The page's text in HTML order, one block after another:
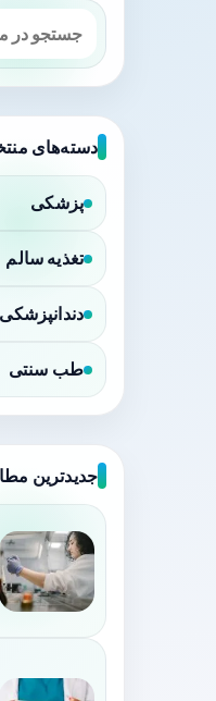
دسته‌های
پزشکی
تغذیه سالم
دندانپزشکی
طب سنتی
جدیدترین